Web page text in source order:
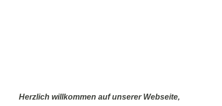
Herzlich willkommen auf unserer Webseite,